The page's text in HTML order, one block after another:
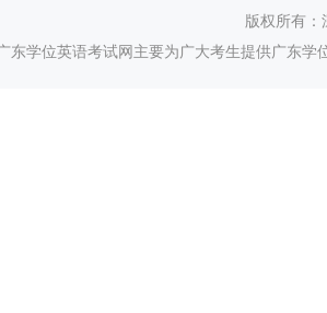
版权所有
东学位英语考试网主要为广大考生提供广东